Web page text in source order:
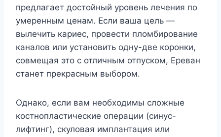
предлагает достойный уровень лечения по
умеренным ценам. Если ваша цель —
вылечить кариес, провести пломбирование
каналов или установить одну-две коронки,
совмещая это с отличным отпуском, Ереван
станет прекрасным выбором.
Однако, если вам необходимы сложные
костнопластические операции (синус-
лифтинг), скуловая имплантация или